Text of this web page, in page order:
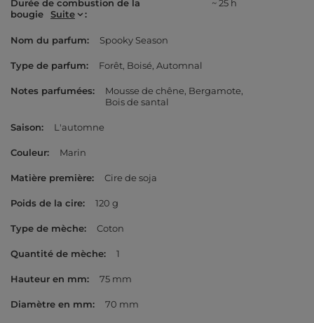
Durée de combustion de la
bougie
Suite
~ 25 h
Nom du parfum Spooky Season
Type de parfum Forêt Boisé Automnal
Notes parfumées Mousse de chêne Bergamote
Bois de santal
Saison L'automne
Couleur Marin
Matière première Cire de soja
Poids de la cire 120 g
Type de mèche Coton
Quantité de mèche 1
Hauteur en mm 75 mm
Diamètre en mm 70 mm